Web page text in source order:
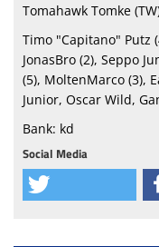
Tomahawk Tomke
Timo "Capitano" Putz
JonasBro (2), Seppo
(5), MoltenMarco (3),
Junior, Oscar Wild,
Bank: kd
Social Media